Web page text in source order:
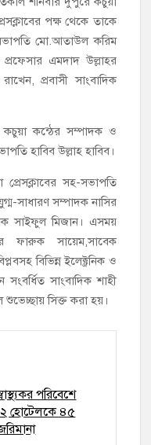
পক্ষ থেকে তাকে
সভাপতি মো.আতাউল করিম
এমদাদ উল্লাহর
প্রবাসী সাংবাদিক
কচুয়া কন্ঠের সম্পাদক ও
হাবিব উল্লাহ হাবিব।
প্রেসক্লাবের সহ-সভাপতি
সাধারণ সম্পাদক নাসির
সাইফুল মিজান। এসময়
ফারুক সায়েম,সাবেক
বিভিন্ন ইলেক্ট্রনিক ও
সংবর্ধিত সাংবাদিক শাহী
শুভেচ্ছায় সিক্ত করা হয়।
পরিবেশে
২ হোটেলকে ৪৫